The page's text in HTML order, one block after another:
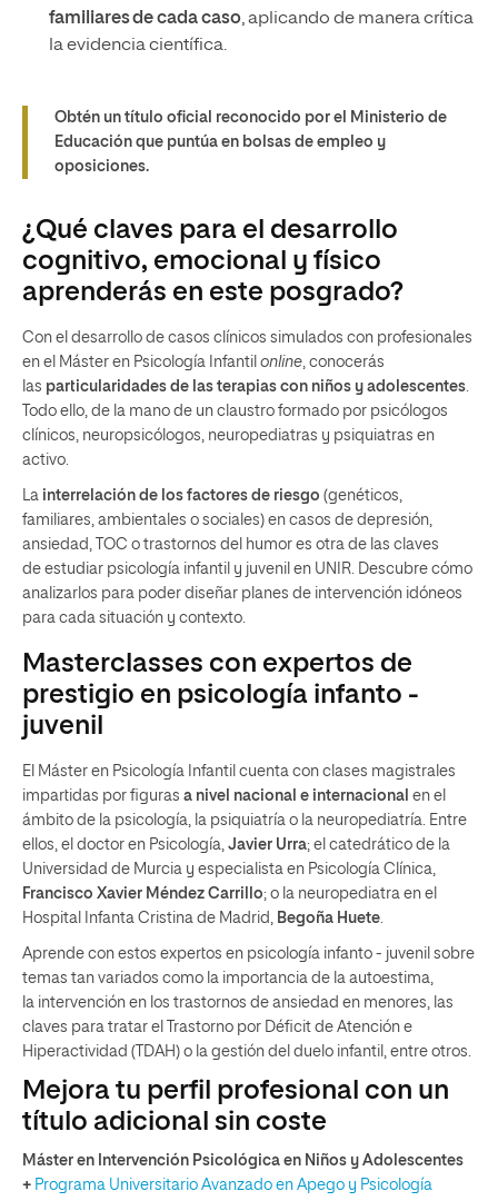
familiares de cada caso, aplicando de manera crítica
la evidencia científica.
Obtén un título oficial reconocido por el Ministerio de
Educación que puntúa en bolsas de empleo y
oposiciones.
¿Qué claves para el desarrollo
cognitivo, emocional y físico
aprenderás en este posgrado?
Con el desarrollo de casos clínicos simulados con profesionales
en el Máster en Psicología Infantil online, conocerás
las particularidades de las terapias con niños y adolescentes.
Todo ello, de la mano de un claustro formado por psicólogos
clínicos, neuropsicólogos, neuropediatras y psiquiatras en
activo.
La interrelación de los factores de riesgo (genéticos,
familiares, ambientales o sociales) en casos de depresión,
ansiedad, TOC o trastornos del humor es otra de las claves
de estudiar psicología infantil y juvenil en UNIR. Descubre cómo
analizarlos para poder diseñar planes de intervención idóneos
para cada situación y contexto.
Masterclasses con expertos de
prestigio en psicología infanto -
juvenil
El Máster en Psicología Infantil cuenta con clases magistrales
impartidas por figuras a nivel nacional e internacional en el
ámbito de la psicología, la psiquiatría o la neuropediatría. Entre
ellos, el doctor en Psicología, Javier Urra; el catedrático de la
Universidad de Murcia y especialista en Psicología Clínica,
Francisco Xavier Méndez Carrillo; o la neuropediatra en el
Hospital Infanta Cristina de Madrid, Begoña Huete.
Aprende con estos expertos en psicología infanto - juvenil sobre
temas tan variados como la importancia de la autoestima,
la intervención en los trastornos de ansiedad en menores, las
claves para tratar el Trastorno por Déficit de Atención e
Hiperactividad (TDAH) o la gestión del duelo infantil, entre otros.
Mejora tu perfil profesional con un
título adicional sin coste
Máster en Intervención Psicológica en Niños y Adolescentes
+ Programa Universitario Avanzado en Apego y Psicología